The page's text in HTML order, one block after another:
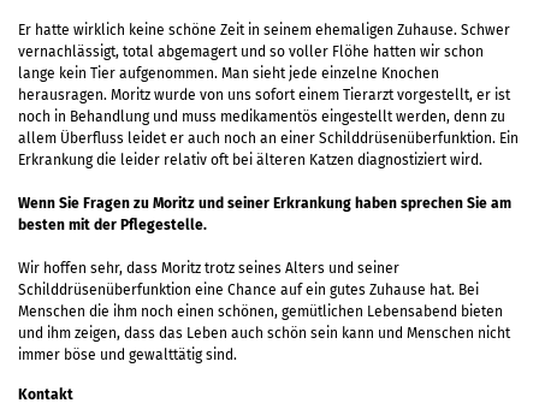
Er hatte wirklich keine schöne Zeit in seinem ehemaligen Zuhause. Schwer
vernachlässigt, total abgemagert und so voller Flöhe hatten wir schon
lange kein Tier aufgenommen. Man sieht jede einzelne Knochen
herausragen. Moritz wurde von uns sofort einem Tierarzt vorgestellt, er ist
noch in Behandlung und muss medikamentös eingestellt werden, denn zu
allem Überfluss leidet er auch noch an einer Schilddrüsenüberfunktion. Ein
Erkrankung die leider relativ oft bei älteren Katzen diagnostiziert wird.
Wenn Sie Fragen zu Moritz und seiner Erkrankung haben sprechen Sie am
besten mit der Pflegestelle.
Wir hoffen sehr, dass Moritz trotz seines Alters und seiner
Schilddrüsenüberfunktion eine Chance auf ein gutes Zuhause hat. Bei
Menschen die ihm noch einen schönen, gemütlichen Lebensabend bieten
und ihm zeigen, dass das Leben auch schön sein kann und Menschen nicht
immer böse und gewalttätig sind.
Kontakt